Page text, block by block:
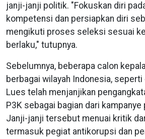
janji-janji politik. "Fokuskan diri
kompetensi dan persiapkan diri
mengikuti proses seleksi sesuai
berlaku," tutupnya.
Sebelumnya, beberapa calon
berbagai wilayah Indonesia,
Lues telah menjanjikan
P3K sebagai bagian dari
Janji-janji tersebut menuai kritik
termasuk pegiat antikorupsi dan